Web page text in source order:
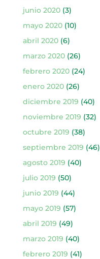
junio 2020(3)
mayo 2020(10)
abril 2020(6)
marzo 2020(26)
febrero 2020(24)
enero 2020(26)
diciembre 2019 (40)
noviembre 2019 (32)
octubre 2019 (38)
septiembre 2019 (46)
agosto 2019 (40)
julio 2019 (50)
junio 2019 (44)
mayo 2019 (57)
abril 2019 (49)
marzo 2019 (40)
febrero 2019 (41)